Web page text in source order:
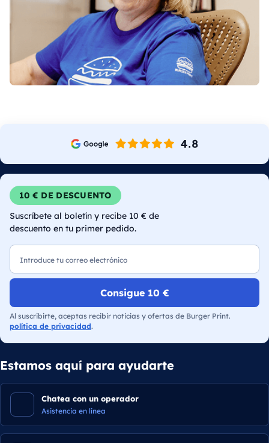
10 € DE DESCUENTO
Suscríbete al boletín y recibe 10 € de
descuento en tu primer pedido.
Consigue 10 €
Al suscribirte, aceptas recibir noticias y ofertas de Burger Print.
política de privacidad.
Estamos aquí para ayudarte
Chatea con un operador
Asistencia en línea